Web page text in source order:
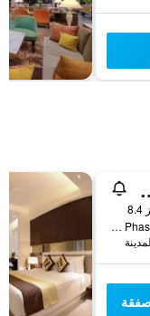
أغرا
Taj Nagri, Phase II, Fatehabad Road, اغرا, الهند